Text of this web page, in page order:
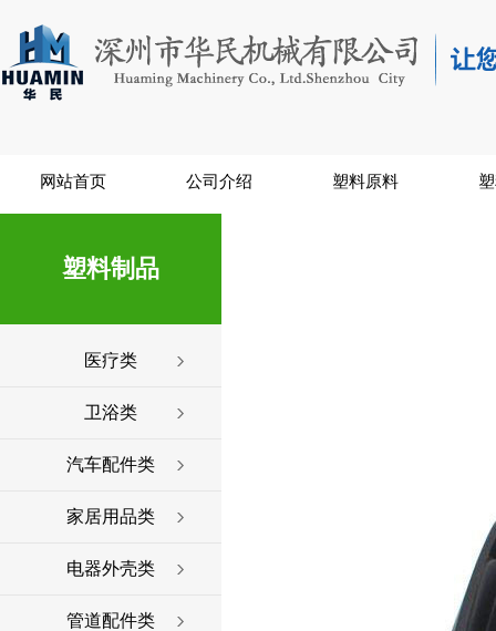
网站首页 公司介绍 塑料原料
塑料制品
医疗类
卫浴类
汽车配件类
家居用品类
电器外壳类
管道配件类